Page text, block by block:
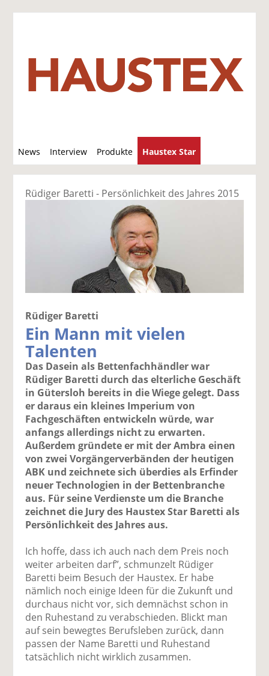
News Interview Produkte Haustex Star
u
c
Rüdiger Baretti - Persönlichkeit des Jahres 2015
Rüdiger Baretti
Ein Mann mit vielen
Talenten
Das Dasein als Bettenfachhändler war
Rüdiger Baretti durch das elterliche Geschäft
in Gütersloh bereits in die Wiege gelegt. Dass
er daraus ein kleines Imperium von
Fachgeschäften entwickeln würde, war
anfangs allerdings nicht zu erwarten.
Außerdem gründete er mit der Ambra einen
von zwei Vorgängerverbänden der heutigen
ABK und zeichnete sich überdies als Erfinder
neuer Technologien in der Bettenbranche
aus. Für seine Verdienste um die Branche
zeichnet die Jury des Haustex Star Baretti als
Persönlichkeit des Jahres aus.
Ich hoffe, dass ich auch nach dem Preis noch
weiter arbeiten darf”, schmunzelt Rüdiger
Baretti beim Besuch der Haustex. Er habe
nämlich noch einige Ideen für die Zukunft und
durchaus nicht vor, sich demnächst schon in
den Ruhestand zu verabschieden. Blickt man
auf sein bewegtes Berufsleben zurück, dann
passen der Name Baretti und Ruhestand
tatsächlich nicht wirklich zusammen.